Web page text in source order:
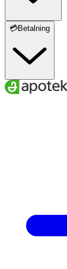
💳Betalning